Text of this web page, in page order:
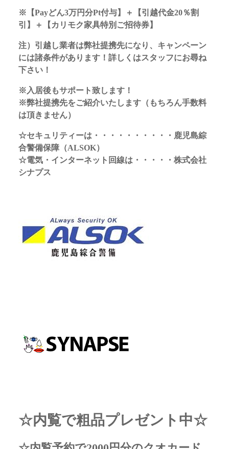
※ 【Payどん3万円分Pt付与】＋【引越代金20％割
引】＋【カリモク家具特別ご招待券】
注）引越し業者は弊社提携先になり、キャンペーン
には諸条件があります！詳しくはスタッフにお尋ね
下さい！
※入居後もサポート致します！
※弊社提携先をご紹介いたします（もちろん手数料
は頂きません）
☆セキュリティーは・・・・・・・・・・鹿児島綜
合警備保障（ALSOK）
☆電気・インターネット回線は・・・・・株式会社
シナプス
☆内覧で粗品プレゼント中☆